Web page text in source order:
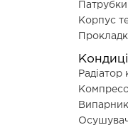
Корпус
Радіатор
Випарник